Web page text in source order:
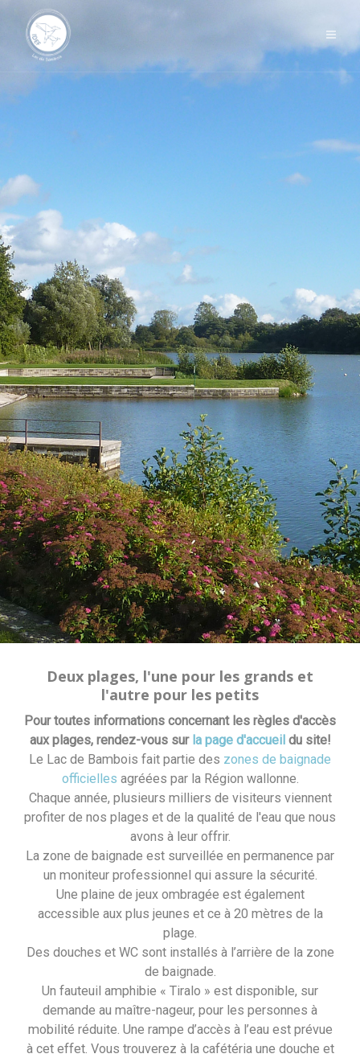
Deux plages, l'une pour les grands et
l'autre pour les petits
Pour toutes informations concernant les règles d'accès
aux plages, rendez-vous sur la page d'accueil du site!
Le Lac de Bambois fait partie des zones de baignade
officielles agréées par la Région wallonne.
Chaque année, plusieurs milliers de visiteurs viennent
profiter de nos plages et de la qualité de l'eau que nous
avons à leur offrir.
La zone de baignade est surveillée en permanence par
un moniteur professionnel qui assure la sécurité.
Une plaine de jeux ombragée est également
accessible aux plus jeunes et ce à 20 mètres de la
plage.
Des douches et WC sont installés à l’arrière de la zone
de baignade.
Un fauteuil amphibie « Tiralo » est disponible, sur
demande au maître-nageur, pour les personnes à
mobilité réduite. Une rampe d’accès à l’eau est prévue
à cet effet. Vous trouverez à la cafétéria une douche et